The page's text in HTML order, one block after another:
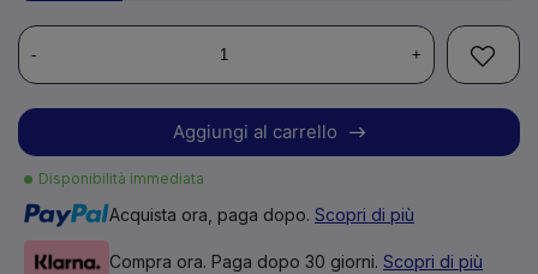
- +
Aggiungi al carrello
Disponibilità immediata
Acquista ora, paga dopo. Scopri di più
Compra ora. Paga dopo 30 giorni. Scopri di più